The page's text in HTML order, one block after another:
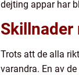
dejting appar har
Skillnader
Trots att de alla
varandra. En av